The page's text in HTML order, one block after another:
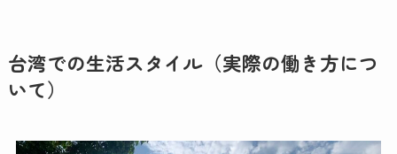
台湾での生活スタイル（実際の働き方につ
いて）